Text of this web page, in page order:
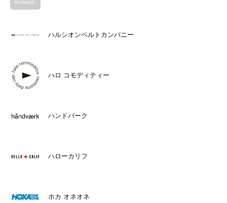
ハルシオンベルトカンパニー
ハロ コモディティー
ハンドバーク
ハローカリフ
ホカ オネオネ